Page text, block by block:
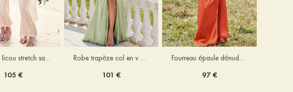
Fourreau licou stretch satin longueur cheville robe de demoiselle d'honneur
105 €
Robe trapèze col en v mousseline ras du sol robe de demoiselle d'honneur
101 €
Fourreau épaule dénudée satin extensible ras du sol robe de demoiselle d'honneur
97 €